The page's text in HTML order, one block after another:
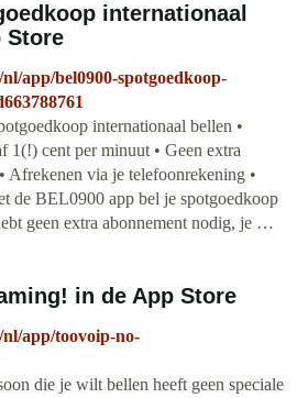
internationaal
Store
app/bel0900-spotgoedkoop-
internationaal bellen •
1(!) cent per minuut • Geen extra
Afrekenen via je telefoonrekening •
de BEL0900 app bel je spotgoedkoop
geen extra abonnement nodig, je …
in de App Store
app/toovoip-no-
die je wilt bellen heeft geen speciale